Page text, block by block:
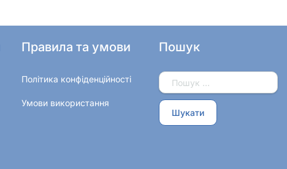
Правила та умови
Політика конфіденційності
Умови використання
Пошук